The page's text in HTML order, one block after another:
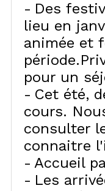
Des
lieu en
animée et
pour un
Cet été,
cours.
consulter
connaitre
Accueil
Les